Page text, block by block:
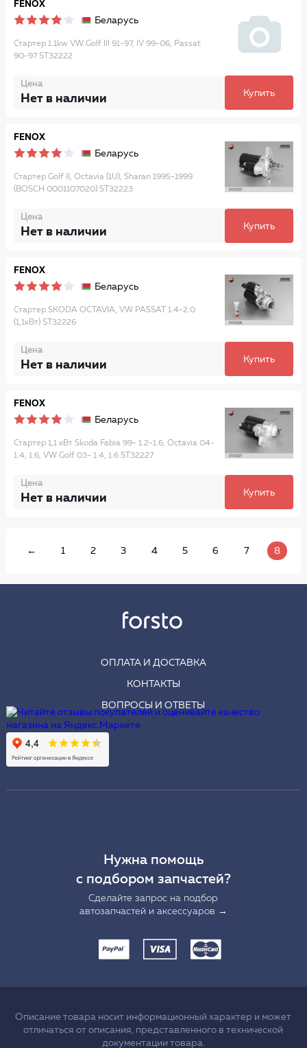
FENOX
Беларусь
Стартер 1.1kw VW Golf III 91-97, IV 99-06, Passat
90-97 ST32222
Цена
Нет в наличии Купить
FENOX
Беларусь
Стартер Golf II, Octavia (1U), Sharan 1995-1999
(BOSCH 0001107020) ST32223
Цена
Нет в наличии Купить
FENOX
Беларусь
Стартер SKODA OCTAVIA, VW PASSAT 1.4-2.0
(1,1кВт) ST32226
Цена
Нет в наличии Купить
FENOX
Беларусь
Стартер 1,1 кВт Skoda Fabia 99- 1.2-1.6, Octavia 04-
1.4, 1.6, VW Golf 03- 1.4, 1.6 ST32227
Цена
Нет в наличии Купить
← 1 2 3 4 5 6 7 8
ОПЛАТА И ДОСТАВКА
КОНТАКТЫ
ВОПРОСЫ И ОТВЕТЫ
Нужна помощь
с подбором запчастей?
Сделайте запрос на подбор
автозапчастей и аксессуаров →
Описание товара носит информационный характер и может
отличаться от описания, представленного в технической
документации товара.